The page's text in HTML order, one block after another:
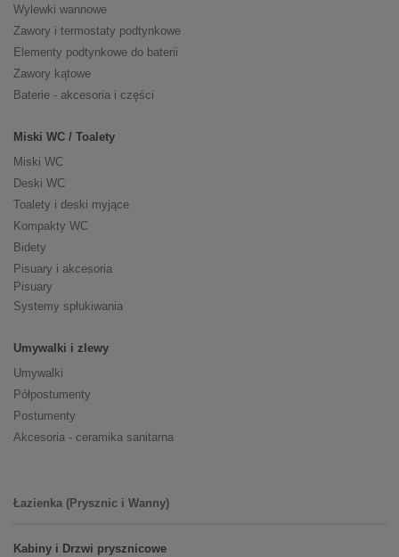
Wylewki wannowe
Zawory i termostaty podtynkowe
Elementy podtynkowe do baterii
Zawory kątowe
Baterie - akcesoria i części
Miski WC / Toalety
Miski WC
Deski WC
Toalety i deski myjące
Kompakty WC
Bidety
Pisuary i akcesoria
Pisuary
Systemy spłukiwania
Umywalki i zlewy
Umywalki
Półpostumenty
Postumenty
Akcesoria - ceramika sanitarna
Łazienka (Prysznic i Wanny)
Kabiny i Drzwi prysznicowe